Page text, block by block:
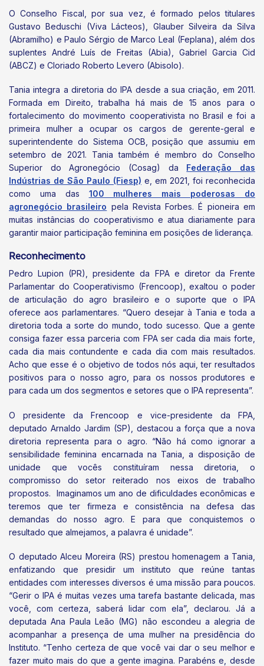
O Conselho Fiscal, por sua vez, é formado pelos titulares
Gustavo Beduschi (Viva Lácteos), Glauber Silveira da Silva
(Abramilho) e Paulo Sérgio de Marco Leal (Feplana), além dos
suplentes André Luís de Freitas (Abia), Gabriel Garcia Cid
(ABCZ) e Cloriado Roberto Levero (Abisolo).
Tania integra a diretoria do IPA desde a sua criação, em 2011.
Formada em Direito, trabalha há mais de 15 anos para o
fortalecimento do movimento cooperativista no Brasil e foi a
primeira mulher a ocupar os cargos de gerente-geral e
superintendente do Sistema OCB, posição que assumiu em
setembro de 2021. Tania também é membro do Conselho
Superior do Agronegócio (Cosag) da Federação das
Indústrias de São Paulo (Fiesp) e, em 2021, foi reconhecida
como uma das 100 mulheres mais poderosas do
agronegócio brasileiro pela Revista Forbes. É pioneira em
muitas instâncias do cooperativismo e atua diariamente para
garantir maior participação feminina em posições de liderança.
Reconhecimento
Pedro Lupion (PR), presidente da FPA e diretor da Frente
Parlamentar do Cooperativismo (Frencoop), exaltou o poder
de articulação do agro brasileiro e o suporte que o IPA
oferece aos parlamentares. “Quero desejar à Tania e toda a
diretoria toda a sorte do mundo, todo sucesso. Que a gente
consiga fazer essa parceria com FPA ser cada dia mais forte,
cada dia mais contundente e cada dia com mais resultados.
Acho que esse é o objetivo de todos nós aqui, ter resultados
positivos para o nosso agro, para os nossos produtores e
para cada um dos segmentos e setores que o IPA representa”.
O presidente da Frencoop e vice-presidente da FPA,
deputado Arnaldo Jardim (SP), destacou a força que a nova
diretoria representa para o agro. “Não há como ignorar a
sensibilidade feminina encarnada na Tania, a disposição de
unidade que vocês constituíram nessa diretoria, o
compromisso do setor reiterado nos eixos de trabalho
propostos. Imaginamos um ano de dificuldades econômicas e
teremos que ter firmeza e consistência na defesa das
demandas do nosso agro. E para que conquistemos o
resultado que almejamos, a palavra é unidade”.
O deputado Alceu Moreira (RS) prestou homenagem a Tania,
enfatizando que presidir um instituto que reúne tantas
entidades com interesses diversos é uma missão para poucos.
“Gerir o IPA é muitas vezes uma tarefa bastante delicada, mas
você, com certeza, saberá lidar com ela”, declarou. Já a
deputada Ana Paula Leão (MG) não escondeu a alegria de
acompanhar a presença de uma mulher na presidência do
Instituto. “Tenho certeza de que você vai dar o seu melhor e
fazer muito mais do que a gente imagina. Parabéns e, desde